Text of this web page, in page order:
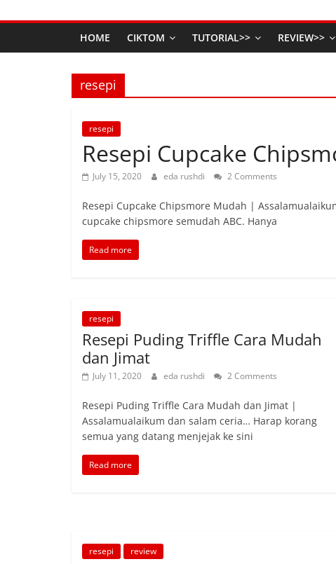
HOME CIKTOM TUTORIAL>> REVIEW>>
resepi
resepi
Resepi Cupcake
July 15, 2020 eda rushdi 2 Comments
Resepi Cupcake Chipsmore Mudah |
cupcake chipsmore semudah ABC. Hanya
Read more
resepi
Resepi Puding Triffle Cara Mudah
dan Jimat
July 11, 2020 eda rushdi 2 Comments
Resepi Puding Triffle Cara Mudah dan Jimat |
Assalamualaikum dan salam ceria… Harap korang
semua yang datang menjejak ke sini
Read more
resepi review